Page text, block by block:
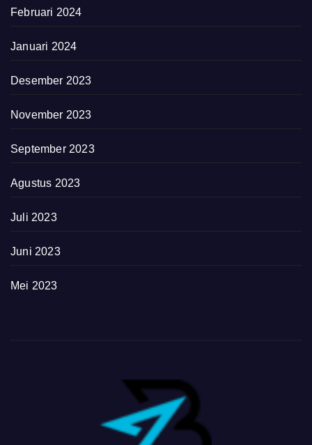
Februari 2024
Januari 2024
Desember 2023
November 2023
September 2023
Agustus 2023
Juli 2023
Juni 2023
Mei 2023